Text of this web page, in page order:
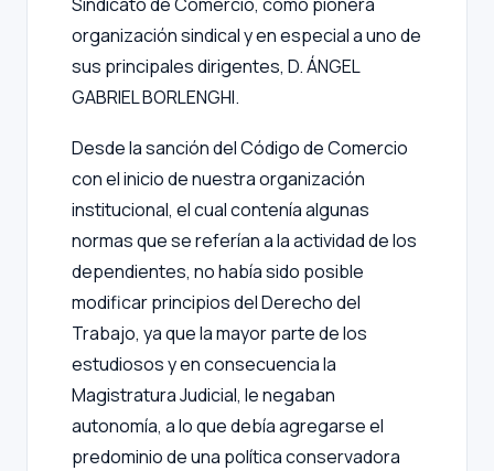
organización sindical y en especial a uno de
sus principales dirigentes, D. ÁNGEL
GABRIEL BORLENGHI.
Desde la sanción del Código de Comercio
con el inicio de nuestra organización
institucional, el cual contenía algunas
normas que se referían a la actividad de los
dependientes, no había sido posible
modificar principios del Derecho del
Trabajo, ya que la mayor parte de los
estudiosos y en consecuencia la
Magistratura Judicial, le negaban
autonomía, a lo que debía agregarse el
predominio de una política conservadora